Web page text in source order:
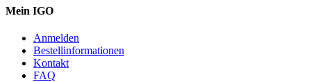
Mein IGO
Anmelden
Bestellinformationen
Kontakt
FAQ